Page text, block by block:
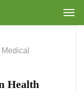
Medical
Health